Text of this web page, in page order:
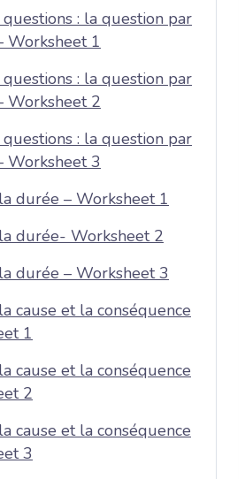
: la question par
Worksheet 1
: la question par
Worksheet 2
: la question par
Worksheet 3
durée – Worksheet 1
durée- Worksheet 2
durée – Worksheet 3
cause et la conséquence
1
cause et la conséquence
2
cause et la conséquence
3